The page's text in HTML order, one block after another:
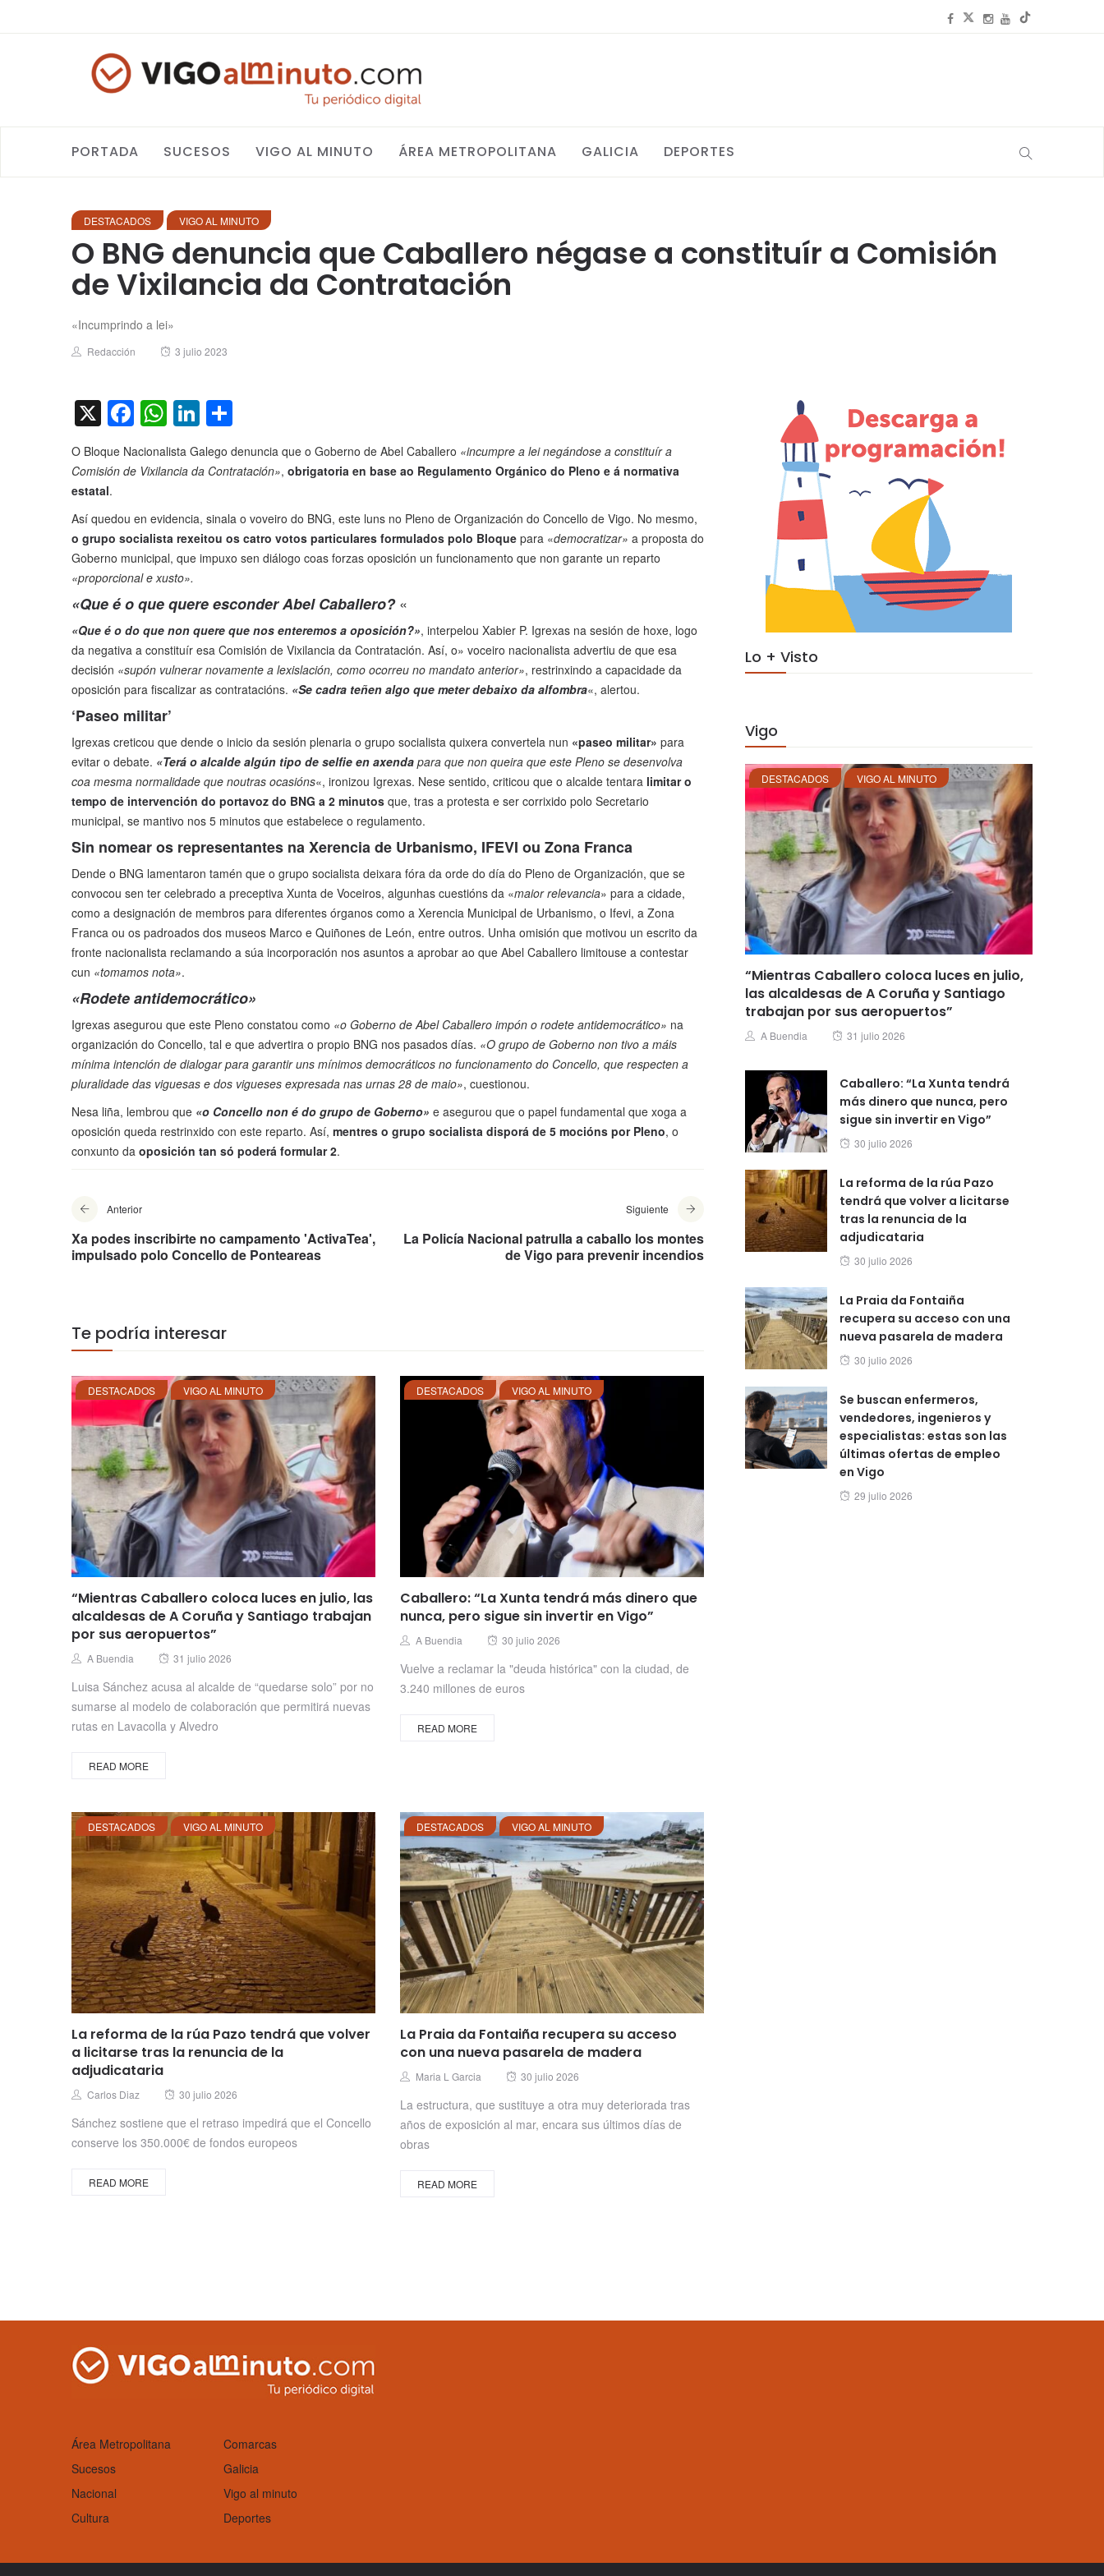
PORTADA SUCESOS VIGO AL MINUTO ÁREA METROPOLITANA GALICIA DEPORTES
DESTACADOS VIGO AL MINUTO
O BNG denuncia que Caballero négase a constituír a Comisión
de Vixilancia da Contratación
«Incumprindo a lei»
Author
Redacción
Posted
3 julio 2023
X Facebook
WhatsApp
LinkedIn
O Bloque Nacionalista Galego denuncia que o Goberno de Abel Caballero «incumpre a lei negándose a constituír a
Comisión de Vixilancia da Contratación», obrigatoria en base ao Regulamento Orgánico do Pleno e á normativa
estatal.
Así quedou en evidencia, sinala o voveiro do BNG, este luns no Pleno de Organización do Concello de Vigo. No mesmo,
o grupo socialista rexeitou os catro votos particulares formulados polo Bloque para «democratizar» a proposta do
Goberno municipal, que impuxo sen diálogo coas forzas oposición un funcionamento que non garante un reparto
«proporcional e xusto».
«Que é o que quere esconder Abel Caballero?«
«Que é o do que non quere que nos enteremos a oposición?», interpelou Xabier P. Igrexas na sesión de hoxe, logo
da negativa a constituír esa Comisión de Vixilancia da Contratación. Así, o» voceiro nacionalista advertiu de que esa
decisión «supón vulnerar novamente a lexislación, como ocorreu no mandato anterior», restrinxindo a capacidade da
oposición para fiscalizar as contratacións. «Se cadra teñen algo que meter debaixo da alfombra«, alertou.
‘Paseo militar’
Igrexas creticou que dende o inicio da sesión plenaria o grupo socialista quixera convertela nun «paseo militar» para
evitar o debate. «Terá o alcalde algún tipo de selfie en axenda para que non queira que este Pleno se desenvolva
coa mesma normalidade que noutras ocasións«, ironizou Igrexas. Nese sentido, criticou que o alcalde tentara limitar o
tempo de intervención do portavoz do BNG a 2 minutos que, tras a protesta e ser corrixido polo Secretario
municipal, se mantivo nos 5 minutos que estabelece o regulamento.
Sin nomear os representantes na Xerencia de Urbanismo, IFEVI ou Zona Franca
Dende o BNG lamentaron tamén que o grupo socialista deixara fóra da orde do día do Pleno de Organización, que se
convocou sen ter celebrado a preceptiva Xunta de Voceiros, algunhas cuestións da «maior relevancia» para a cidade,
como a designación de membros para diferentes órganos como a Xerencia Municipal de Urbanismo, o Ifevi, a Zona
Franca ou os padroados dos museos Marco e Quiñones de León, entre outros. Unha omisión que motivou un escrito da
fronte nacionalista reclamando a súa incorporación nos asuntos a aprobar ao que Abel Caballero limitouse a contestar
cun «tomamos nota».
«Rodete antidemocrático»
Igrexas asegurou que este Pleno constatou como «o Goberno de Abel Caballero impón o rodete antidemocrático» na
organización do Concello, tal e que advertira o propio BNG nos pasados días. «O grupo de Goberno non tivo a máis
mínima intención de dialogar para garantir uns mínimos democráticos no funcionamento do Concello, que respecten a
pluralidade das viguesas e dos vigueses expresada nas urnas 28 de maio», cuestionou.
Nesa liña, lembrou que «o Concello non é do grupo de Goberno» e asegurou que o papel fundamental que xoga a
oposición queda restrinxido con este reparto. Así, mentres o grupo socialista disporá de 5 mocións por Pleno, o
conxunto da oposición tan só poderá formular 2.
Anterior
Xa podes inscribirte no campamento 'ActivaTea',
impulsado polo Concello de Ponteareas
Siguiente
La Policía Nacional patrulla a caballo los montes
de Vigo para prevenir incendios
Te podría interesar
DESTACADOS VIGO AL MINUTO
“Mientras Caballero coloca luces en julio, las
alcaldesas de A Coruña y Santiago trabajan
por sus aeropuertos”
Author
A Buendia
Posted
31 julio 2026
Luisa Sánchez acusa al alcalde de “quedarse solo” por no
sumarse al modelo de colaboración que permitirá nuevas
rutas en Lavacolla y Alvedro
READ MORE
DESTACADOS VIGO AL MINUTO
Caballero: “La Xunta tendrá más dinero que
nunca, pero sigue sin invertir en Vigo”
Author
A Buendia
Posted
30 julio 2026
Vuelve a reclamar la "deuda histórica" con la ciudad, de
3.240 millones de euros
READ MORE
DESTACADOS VIGO AL MINUTO
La reforma de la rúa Pazo tendrá que volver
a licitarse tras la renuncia de la
adjudicataria
Author
Carlos Diaz
Posted
30 julio 2026
Sánchez sostiene que el retraso impedirá que el Concello
conserve los 350.000€ de fondos europeos
READ MORE
DESTACADOS VIGO AL MINUTO
La Praia da Fontaiña recupera su acceso
con una nueva pasarela de madera
Author
Maria L Garcia
Posted
30 julio 2026
La estructura, que sustituye a otra muy deteriorada tras
años de exposición al mar, encara sus últimos días de
obras
READ MORE
Lo + Visto
Vigo
DESTACADOS VIGO AL MINUTO
“Mientras Caballero coloca luces en julio,
las alcaldesas de A Coruña y Santiago
trabajan por sus aeropuertos”
Author
A Buendia
Posted
31 julio 2026
Caballero: “La Xunta tendrá
más dinero que nunca, pero
sigue sin invertir en Vigo”
Posted
30 julio 2026
La reforma de la rúa Pazo
tendrá que volver a licitarse
tras la renuncia de la
adjudicataria
Posted
30 julio 2026
La Praia da Fontaiña
recupera su acceso con una
nueva pasarela de madera
Posted
30 julio 2026
Se buscan enfermeros,
vendedores, ingenieros y
especialistas: estas son las
últimas ofertas de empleo
en Vigo
Posted
29 julio 2026
Área Metropolitana
Comarcas
Sucesos
Galicia
Nacional
Vigo al minuto
Cultura
Deportes